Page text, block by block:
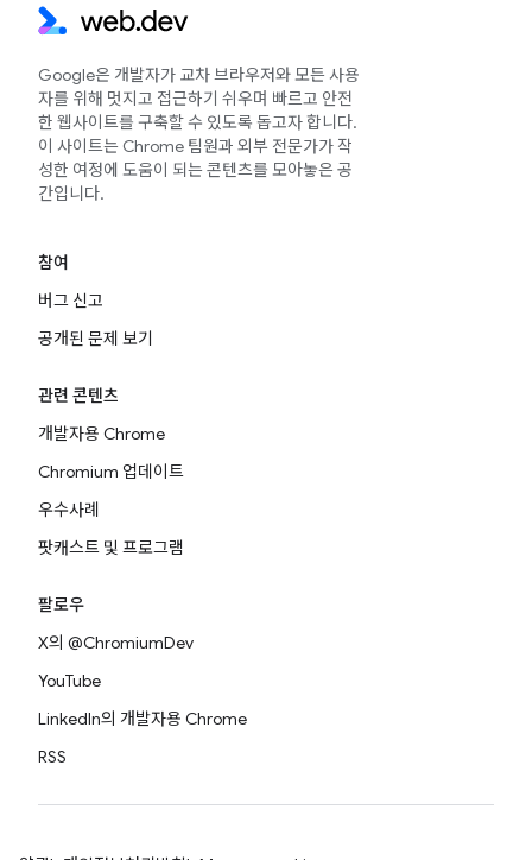
Google은 개발자가 교차 브라우저와 모든 사용
자를 위해 멋지고 접근하기 쉬우며 빠르고 안전
한 웹사이트를 구축할 수 있도록 돕고자 합니다.
이 사이트는 Chrome 팀원과 외부 전문가가 작
성한 여정에 도움이 되는 콘텐츠를 모아놓은 공
간입니다.
참여
버그 신고
공개된 문제 보기
관련 콘텐츠
개발자용 Chrome
Chromium 업데이트
우수사례
팟캐스트 및 프로그램
팔로우
X의 @ChromiumDev
YouTube
LinkedIn의 개발자용 Chrome
RSS